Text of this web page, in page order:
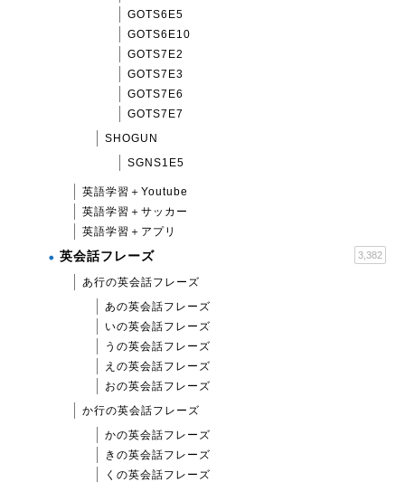
GOTS6E5
GOTS6E10
GOTS7E2
GOTS7E3
GOTS7E6
GOTS7E7
SHOGUN
SGNS1E5
英語学習＋Youtube
英語学習＋サッカー
英語学習＋アプリ
英会話フレーズ 3,382
あ行の英会話フレーズ
あの英会話フレーズ
いの英会話フレーズ
うの英会話フレーズ
えの英会話フレーズ
おの英会話フレーズ
か行の英会話フレーズ
かの英会話フレーズ
きの英会話フレーズ
くの英会話フレーズ